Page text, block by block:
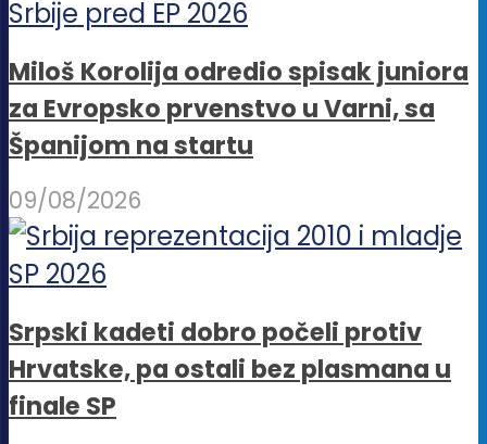
Miloš Korolija odredio spisak juniora
za Evropsko prvenstvo u Varni, sa
Španijom na startu
09/08/2026
Srpski kadeti dobro počeli protiv
Hrvatske, pa ostali bez plasmana u
finale SP